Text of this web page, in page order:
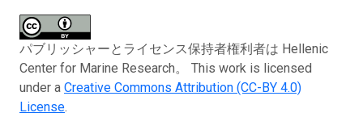
パブリッシャーとライセンス保持者権利者は Hellenic
Center for Marine Research。 This work is licensed
under a Creative Commons Attribution (CC-BY 4.0)
License.